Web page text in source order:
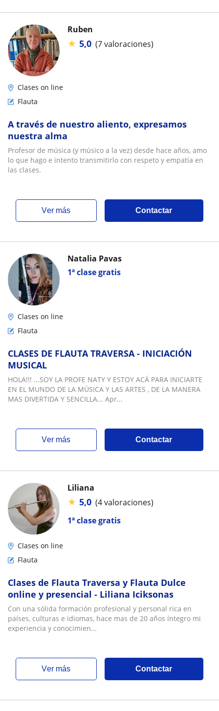
Ruben
★ 5,0 (7 valoraciones)
Clases on line
Flauta
A través de nuestro aliento, expresamos
nuestra alma
Profesor de música (y músico a la vez) desde hace años, amo
lo que hago e intento transmitirlo con respeto y empatía en
las clases.
ver más Contactar
1ª clase gratis
Natalia Pavas
Clases on line
Flauta
CLASES DE FLAUTA TRAVERSA - INICIACIÓN
MUSICAL
HOLA!!! ...SOY LA PROFE NATY Y ESTOY ACÁ PARA INICIARTE
EN EL MUNDO DE LA MÚSICA Y LAS ARTES , DE LA MANERA
MAS DIVERTIDA Y SENCILLA... Apr...
ver más Contactar
1ª clase gratis
Liliana
★ 5,0 (4 valoraciones)
Clases on line
Flauta
Clases de Flauta Traversa y Flauta Dulce
online y presencial - Liliana Iciksonas
Con una sólida formación profesional y personal rica en
países, culturas e idiomas, hace mas de 20 años íntegro mi
experiencia y conocimien...
ver más Contactar